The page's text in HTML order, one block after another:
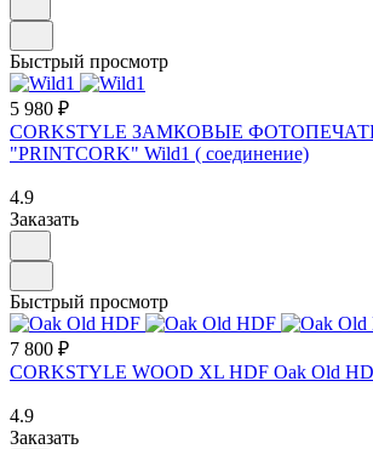
Быстрый просмотр
5 980 ₽
CORKSTYLE ЗАМКОВЫЕ
"PRINTCORK" Wild1 ( соединение)
4.9
Заказать
Быстрый просмотр
7 800 ₽
CORKSTYLE WOOD XL HDF Oak Old
4.9
Заказать